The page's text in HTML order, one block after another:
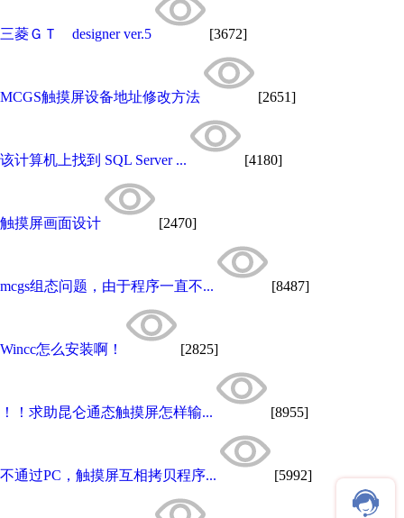
三菱ＧＴ designer ver.5 [3672]
MCGS触摸屏设备地址修改方法 [2651]
该计算机上找到 SQL Server ... [4180]
触摸屏画面设计 [2470]
mcgs组态问题，由于程序一直不... [8487]
Wincc怎么安装啊！ [2825]
！！求助昆仑通态触摸屏怎样输... [8955]
不通过PC，触摸屏互相拷贝程序... [5992]